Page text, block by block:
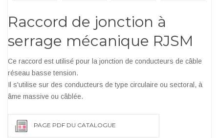
Raccord de jonction à
serrage mécanique RJSM
Ce raccord est utilisé pour la jonction de conducteurs de câble
réseau basse tension.
Il s'utilise sur des conducteurs de type circulaire ou sectoral, à
âme massive ou câblée.
PAGE PDF DU CATALOGUE